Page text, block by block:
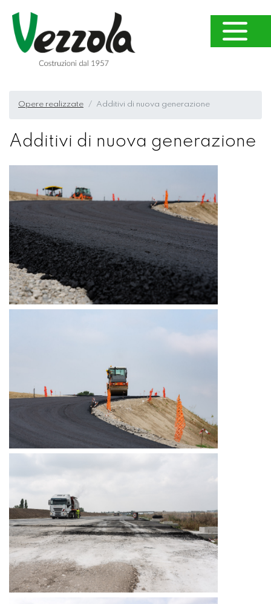
Opere realizzate Additivi di nuova generazione
Additivi di nuova generazione